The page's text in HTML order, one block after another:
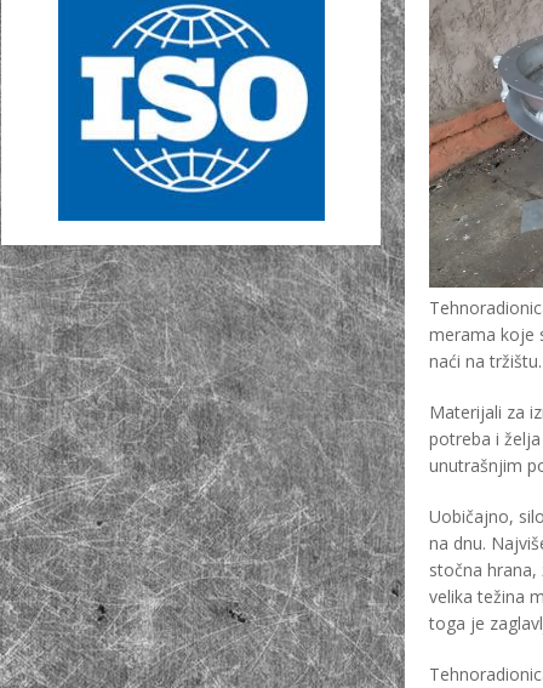
merama koje
naći na tržištu.
Materijali za
potreba i
unutrašnjim
Uobičajno,
na dnu.
stočna hrana,
velika težina
toga je